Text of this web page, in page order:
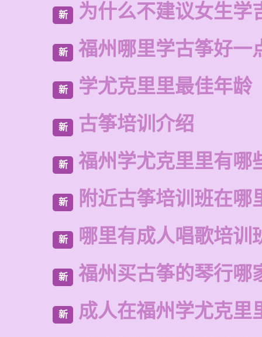
新 为什么不建议女生学
新 福州哪里学古筝好一
新 学尤克里里最佳年龄
新 古筝培训介绍
新 福州学尤克里里有哪
新 附近古筝培训班在哪
新 哪里有成人唱歌培训
新 福州买古筝的琴行哪
新 成人在福州学尤克里